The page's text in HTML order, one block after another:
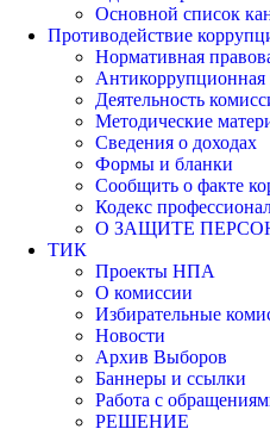
Основной список
Противодействие
Нормативная
Антикоррупционная
Деятельность
Методические
Сведения о доходах
Формы и бланки
Сообщить о факте
Кодекс
О ЗАЩИТЕ
ТИК
Проекты НПА
О комиссии
Избирательные
Новости
Архив Выборов
Баннеры и ссылки
Работа с
РЕШЕНИЕ